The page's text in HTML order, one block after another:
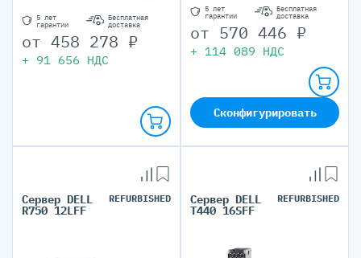
5 лет
гарантии
Бесплатная
доставка
от 458 278 ₽
+ 91 656 НДС
5 лет
гарантии
Бесплатная
доставка
от 570 446 ₽
+ 114 089 НДС
Сконфигурировать
Сервер DELL
R750 12LFF
REFURBISHED Сервер DELL
T440 16SFF
REFURBISHED